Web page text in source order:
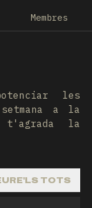
Membres
les
a la
la
TOTS